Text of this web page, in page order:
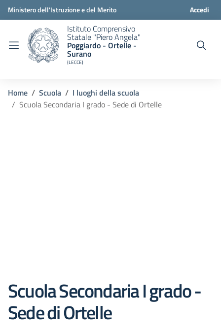
Ministero dell'Istruzione e del Merito Accedi
Istituto Comprensivo
Statale "Piero Angela"
Poggiardo - Ortelle -
Surano
(LECCE)
Home Scuola
I luoghi della scuola
Scuola Secondaria I grado - Sede di Ortelle
Scuola Secondaria I grado -
Sede di Ortelle